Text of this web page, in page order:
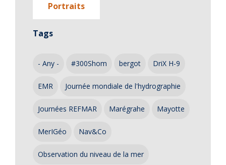
Portraits
Tags
- Any - #300Shom bergot DriX H-9
EMR Journée mondiale de l'hydrographie
Journées REFMAR Marégrahe Mayotte
MerIGéo Nav&Co
Observation du niveau de la mer